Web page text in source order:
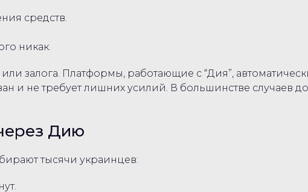
средств.
никак.
залога. Платформы, работающие с “Дия”,
и не требует лишних усилий. В большинстве случаев
Дию
тысячи украинцев: